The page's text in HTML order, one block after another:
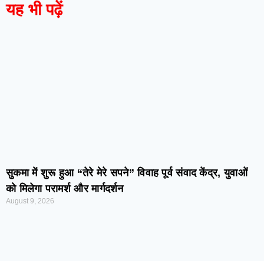
यह भी पढ़ें
सुकमा में शुरू हुआ “तेरे मेरे सपने” विवाह पूर्व संवाद केंद्र, युवाओं
को मिलेगा परामर्श और मार्गदर्शन
August 9, 2026